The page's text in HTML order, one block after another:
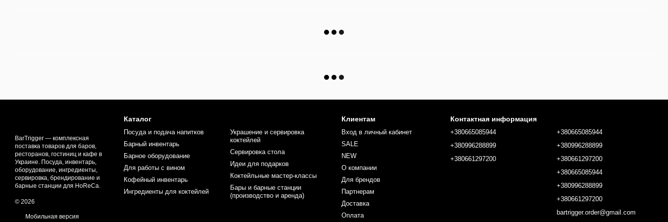
BarTrigger — комплексная
поставка товаров для баров,
ресторанов, гостиниц и кафе в
Украине. Посуда, инвентарь,
оборудование, ингредиенты,
сервировка, брендирование и
барные станции для HoReCa.
© 2026
Мобильная версия
Каталог
Посуда и подача напитков
Барный инвентарь
Барное оборудование
Для работы с вином
Кофейный инвентарь
Ингредиенты для коктейлей
Украшение и сервировка
коктейлей
Сервировка стола
Идеи для подарков
Коктейльные мастер-классы
Бары и барные станции
(производство и аренда)
Клиентам
Вход в личный кабинет
SALE
NEW
О компании
Для брендов
Партнерам
Доставка
Оплата
Контактная информация
+380665085944
+380996288899
+380661297200
+380665085944
+380996288899
+380661297200
+380665085944
+380996288899
+380661297200
bartrigger.order@gmail.com